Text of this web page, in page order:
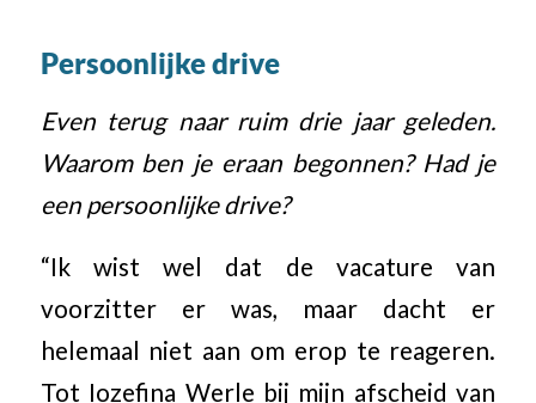
Persoonlijke drive
Even terug naar ruim drie jaar geleden.
Waarom ben je eraan begonnen? Had je
een persoonlijke drive?
“Ik wist wel dat de vacature van
voorzitter er was, maar dacht er
helemaal niet aan om erop te reageren.
Tot Iozefina Werle bij mijn afscheid van